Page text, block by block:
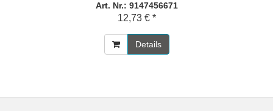
Art. Nr.: 9147456671
12,73 € *
Details